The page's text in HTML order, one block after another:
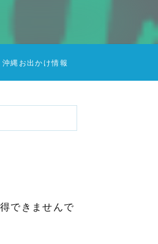
沖縄お出かけ情報
できませんで